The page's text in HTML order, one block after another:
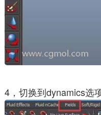
4，切换到dynamics选